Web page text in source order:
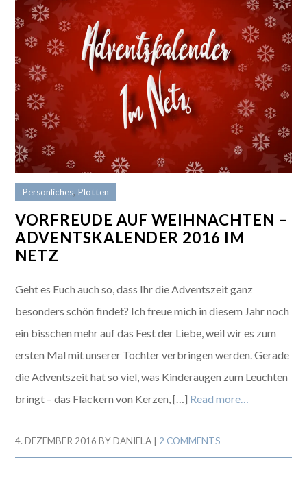
Persönliches, Plotten
VORFREUDE AUF WEIHNACHTEN –
ADVENTSKALENDER 2016 IM
NETZ
Geht es Euch auch so, dass Ihr die Adventszeit ganz
besonders schön findet? Ich freue mich in diesem Jahr noch
ein bisschen mehr auf das Fest der Liebe, weil wir es zum
ersten Mal mit unserer Tochter verbringen werden. Gerade
die Adventszeit hat so viel, was Kinderaugen zum Leuchten
bringt – das Flackern von Kerzen, […] Read more…
4. DEZEMBER 2016 BYDANIELA 2 COMMENTS